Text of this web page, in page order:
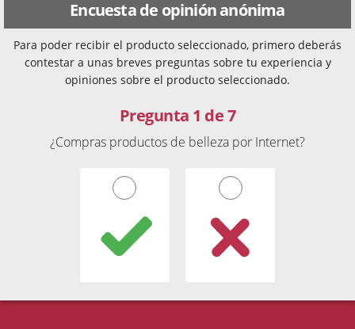
Encuesta de opinión anónima
Para poder recibir el producto seleccionado, primero deberás
contestar a unas breves preguntas sobre tu experiencia y
opiniones sobre el producto seleccionado.
Pregunta 1 de 7
¿Compras productos de belleza por Internet?